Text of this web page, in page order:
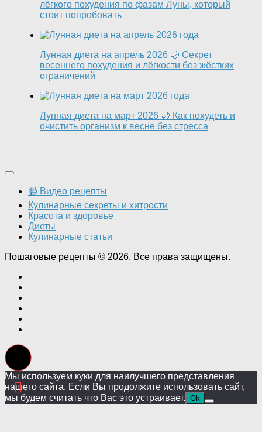
лёгкого похудения по фазам Луны, который
стоит попробовать
Лунная диета на апрель 2026 🌙 Секрет
весеннего похудения и лёгкости без жёстких
ограничений
Лунная диета на март 2026 🌙 Как похудеть и
очистить организм к весне без стресса
📹 Видео рецепты
Кулинарные секреты и хитрости
Красота и здоровье
Диеты
Кулинарные статьи
Пошаговые рецепты © 2026. Все права защищены.
Мы используем куки для наилучшего представления
нашего сайта. Если Вы продолжите использовать сайт,
мы будем считать что Вас это устраивает. Ok